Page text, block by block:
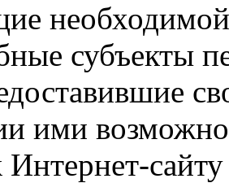
субъекты
ими
Интернет-